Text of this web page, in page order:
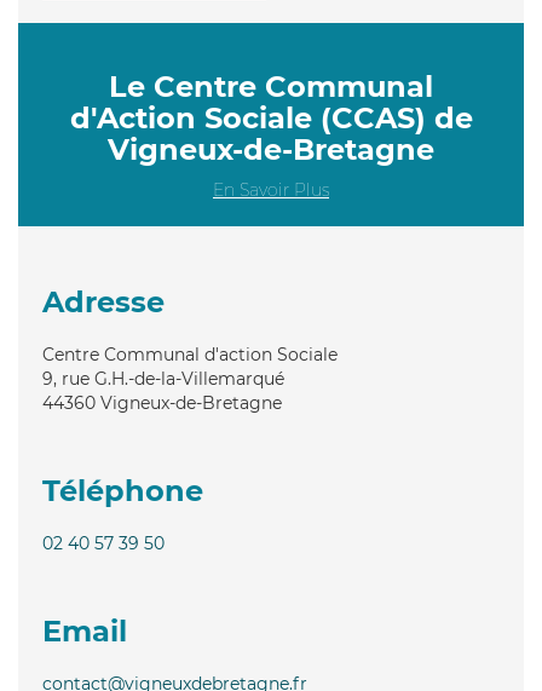
Le Centre Communal
d'Action Sociale (CCAS) de
Vigneux-de-Bretagne
En Savoir Plus
Adresse
Centre Communal d'action Sociale
9, rue G.H.-de-la-Villemarqué
44360 Vigneux-de-Bretagne
Téléphone
02 40 57 39 50
Email
contact@vigneuxdebretagne.fr